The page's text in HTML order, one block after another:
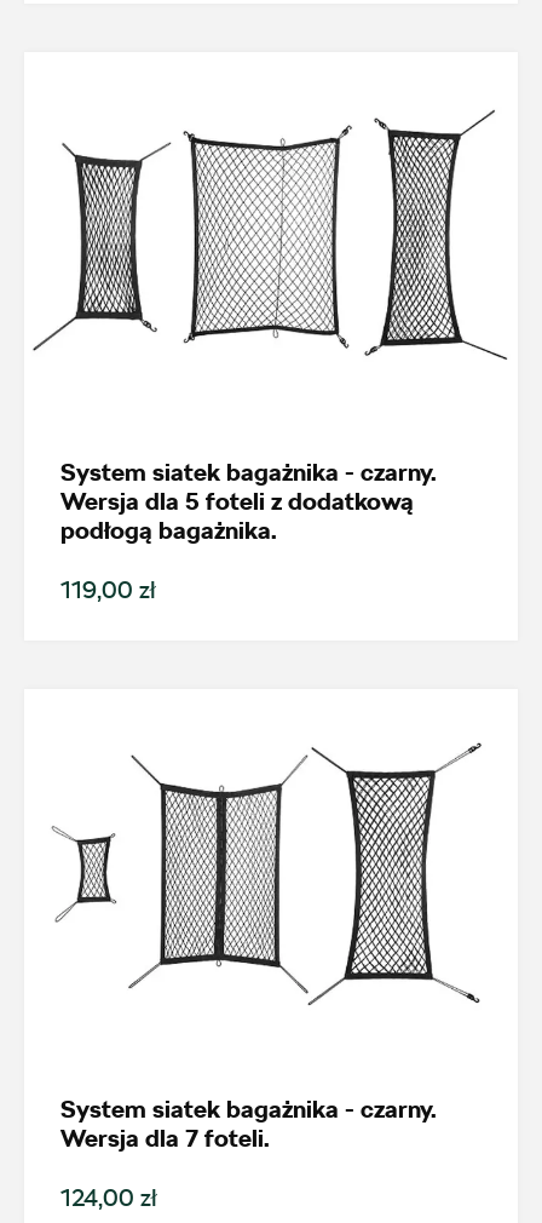
System siatek bagażnika - czarny.
Wersja dla 5 foteli z dodatkową
podłogą bagażnika.
119,00 zł
System siatek bagażnika - czarny.
Wersja dla 7 foteli.
124,00 zł
Wybierz dealera obsługującego
Twoje zapytanie
Wpisz lokalizację
ul. Stanisława Wernera 59, Radom
czesci@amdauto.pl